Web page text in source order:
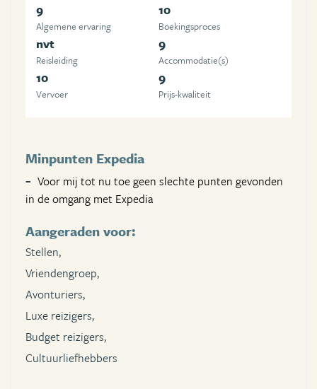
9
Algemene ervaring
10
Boekingsproces
nvt
Reisleiding
9
Accommodatie(s)
10
Vervoer
9
Prijs-kwaliteit
Minpunten Expedia
Voor mij tot nu toe geen slechte punten gevonden
in de omgang met Expedia
Aangeraden voor:
Stellen,
Vriendengroep,
Avonturiers,
Luxe reizigers,
Budget reizigers,
Cultuurliefhebbers